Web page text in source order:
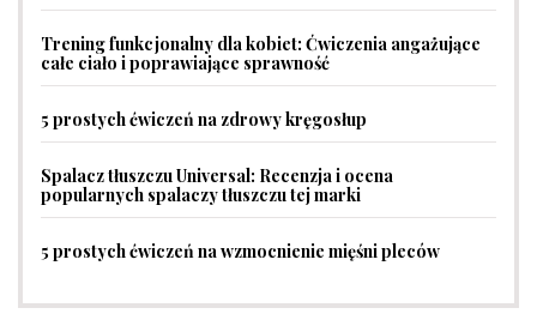
Trening funkcjonalny dla kobiet: Ćwiczenia angażujące
całe ciało i poprawiające sprawność
5 prostych ćwiczeń na zdrowy kręgosłup
Spalacz tłuszczu Universal: Recenzja i ocena
popularnych spalaczy tłuszczu tej marki
5 prostych ćwiczeń na wzmocnienie mięśni pleców